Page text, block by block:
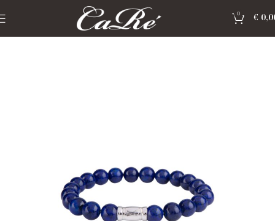
0
€
Sieraden Aze Jewels